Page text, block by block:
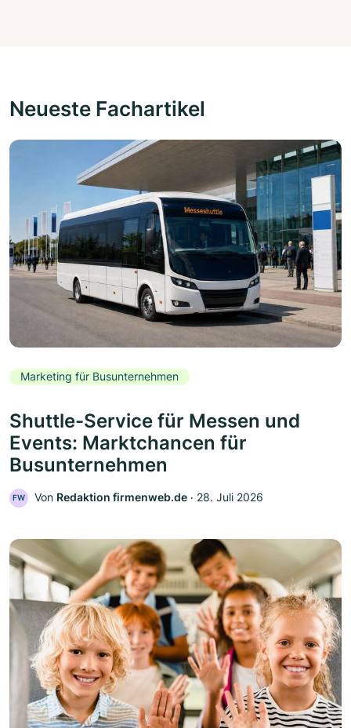
Neueste Fachartikel
Marketing für Busunternehmen
Shuttle-Service für Messen und
Events: Marktchancen für
Busunternehmen
FW Von Redaktion firmenweb.de ‧ 28. Juli 2026